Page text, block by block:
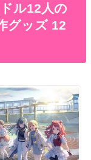
ル12人の
グッズ 12